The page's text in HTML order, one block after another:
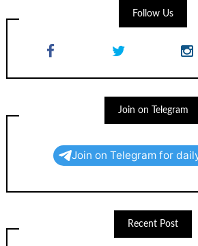
Follow Us
Join on Telegram
Join on Telegram for
Recent Post